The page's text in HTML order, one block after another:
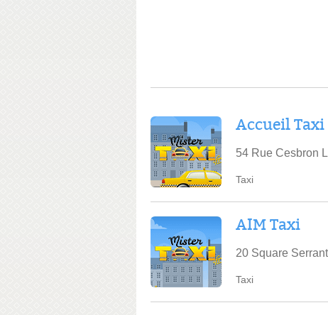
Accueil Taxi
54 Rue Cesbron
Taxi
AIM Taxi
20 Square
Taxi